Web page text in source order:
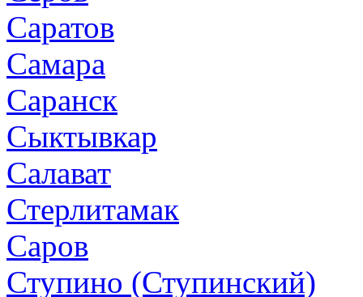
Саратов
Самара
Саранск
Сыктывкар
Салават
Стерлитамак
Саров
Ступино (Ступинский)